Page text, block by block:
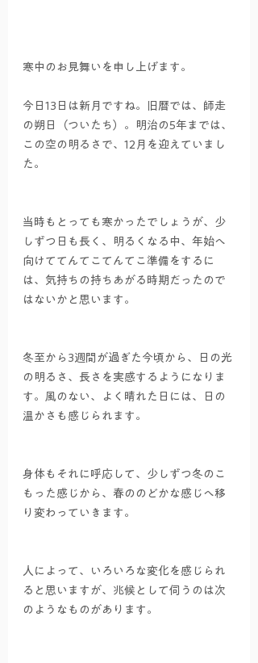
寒中のお見舞いを申し上げます。
今日13日は新月ですね。旧暦では、師走
の朔日（ついたち）。明治の5年までは、
この空の明るさで、12月を迎えていまし
た。
当時もとっても寒かったでしょうが、少
しずつ日も長く、明るくなる中、年始へ
向けててんてこてんてこ準備をするに
は、気持ちの持ちあがる時期だったので
はないかと思います。
冬至から3週間が過ぎた今頃から、日の光
の明るさ、長さを実感するようになりま
す。風のない、よく晴れた日には、日の
温かさも感じられます。
身体もそれに呼応して、少しずつ冬のこ
もった感じから、春ののどかな感じへ移
り変わっていきます。
人によって、いろいろな変化を感じられ
ると思いますが、兆候として伺うのは次
のようなものがあります。